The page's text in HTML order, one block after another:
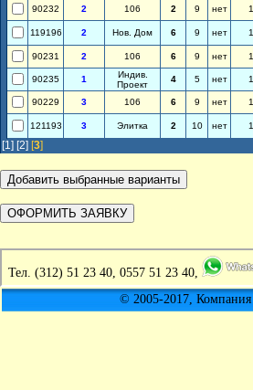
90232 2 106 2 9 нет 1
119196 2 Нов. Дом 6 9 нет 1
90231 2 106 6 9 нет 1
90235 1
Индив.
Проект
4 5 нет 1
90229 3 106 6 9 нет 1
121193 3 Элитка 2 10 нет 1
[1] [2] [3]
Тел. (312) 51 23 40, 0557 51 23 40,
© 2005-2017, Компания